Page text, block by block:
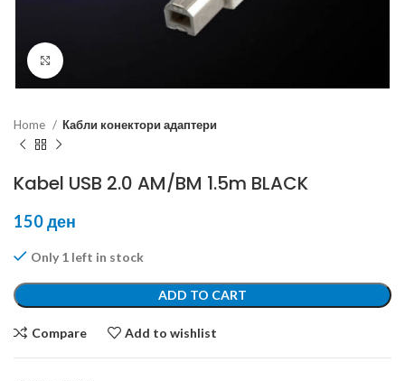
Home Кабли конектори адаптери
Kabel USB 2.0 AM/BM 1.5m BLACK
150ден
Only 1 left in stock
ADD TO CART
Compare Add to wishlist